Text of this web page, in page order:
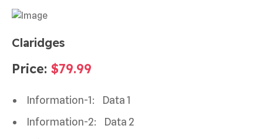
Claridges
Price: $79.99
Information-1:
Data 1
Information-2:
Data 2